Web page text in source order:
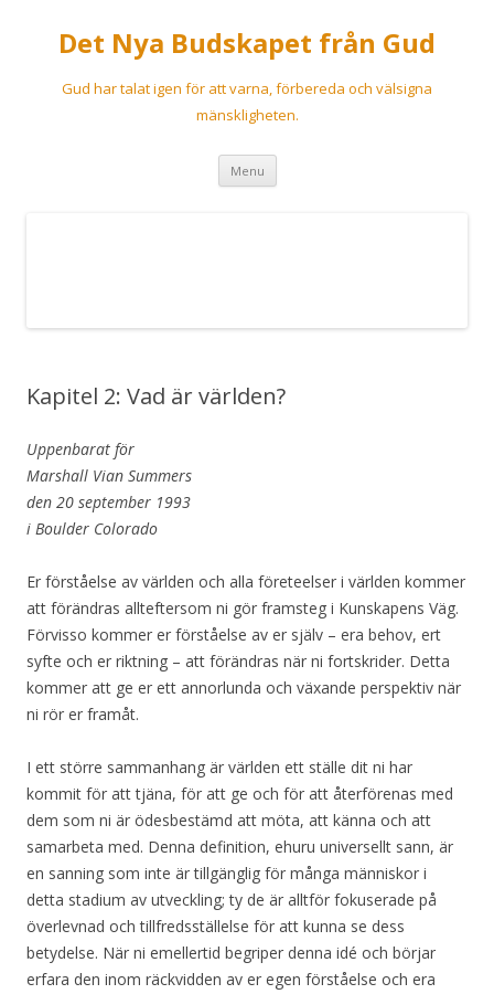
Det Nya Budskapet från Gud
Gud har talat igen för att varna, förbereda och välsigna
mänskligheten.
Menu Skip
content
Kapitel 2: Vad är världen?
Uppenbarat för
Marshall Vian Summers
den 20 september 1993
i Boulder Colorado
Er förståelse av världen och alla företeelser i världen kommer
att förändras allteftersom ni gör framsteg i Kunskapens Väg.
Förvisso kommer er förståelse av er själv – era behov, ert
syfte och er riktning – att förändras när ni fortskrider. Detta
kommer att ge er ett annorlunda och växande perspektiv när
ni rör er framåt.
I ett större sammanhang är världen ett ställe dit ni har
kommit för att tjäna, för att ge och för att återförenas med
dem som ni är ödesbestämd att möta, att känna och att
samarbeta med. Denna definition, ehuru universellt sann, är
en sanning som inte är tillgänglig för många människor i
detta stadium av utveckling; ty de är alltför fokuserade på
överlevnad och tillfredsställelse för att kunna se dess
betydelse. När ni emellertid begriper denna idé och börjar
erfara den inom räckvidden av er egen förståelse och era